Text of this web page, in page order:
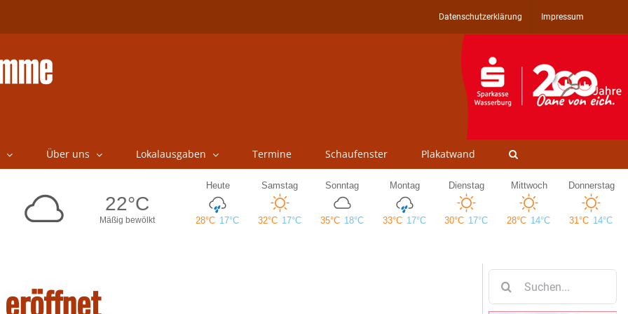
Datenschutzerklärung Impressum
Über uns Lokalausgaben Termine Schaufenster Plakatwand
nach: